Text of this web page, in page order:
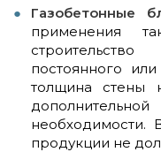
Газобетонные
применения
постоянного
толщина
необходимости.
продукции не